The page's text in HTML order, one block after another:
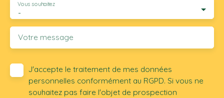
-
Vous souhaitez
Votre message
J'accepte le traitement de mes données
personnelles conformément au RGPD. Si vous ne
souhaitez pas faire l'objet de prospection